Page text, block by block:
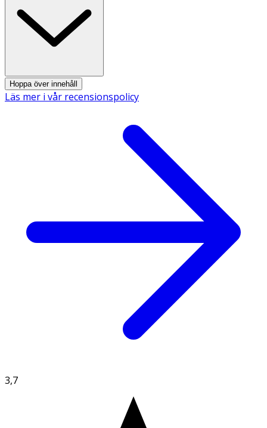
- Förvaras utom räckhåll för barn.
- Kan användas av gravida och ammande.
INNEHÅLLSDEKLARATION
Fluorid (fluor)
* Dagligt referensintag. ** DRI ej fastställd
Sötningsmedel (xylitol 38,4%, sorbitol, mannitol, maltitol
syrup, aspartam, acesulfam K), gummibas,
förtjockningsmedel (E414), risstärkelse, aromer (mentol,
pepparmint), surhetsreglerande medel
(natriumvätekarbonat), ytbehandlingsmedel (E903),
fluorid (natriumfluorid). Innehåller en källa till fenylalanin.
OBS! Innehåller inte det vanligt förekommande vita
färgämnet E171. Tuggummit har därmed en mer gulaktig
Hoppa över innehåll
Läs mer i vår recensionspolicy
3,7